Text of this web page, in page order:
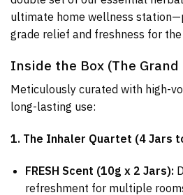
ultimate home wellness
grade relief and freshness for
Inside the Box (The
Meticulously curated with high-
long-lasting use:
1. The Inhaler Quartet (4 Jars
FRESH Scent (10g x 2 Jars):
refreshment for multiple